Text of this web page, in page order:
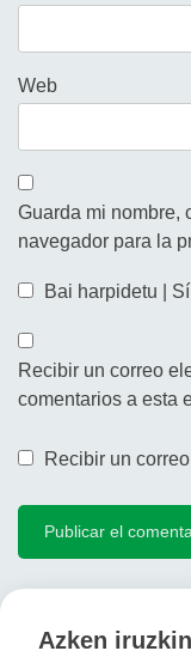
Web
Guarda mi nombre,
navegador para la
Bai harpidetu |
Recibir un correo
comentarios a esta
Recibir un
Azken